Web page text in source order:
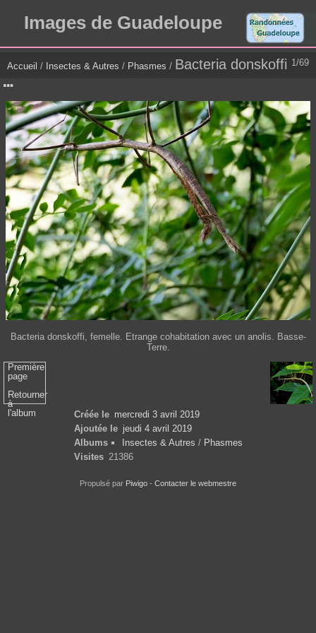
Images de Guadeloupe
1/69
Accueil / Insectes & Autres / Phasmes / Bacteria donskoffi
Bacteria donskoffi, femelle. Etrange cohabitation avec un anolis. Basse-
Terre.
Première
page
Retourner
à
l'album
Créée le mercredi 3 avril 2019
Ajoutée le jeudi 4 avril 2019
Albums
Insectes & Autres / Phasmes
Visites 21386
Propulsé par Piwigo - Contacter le webmestre